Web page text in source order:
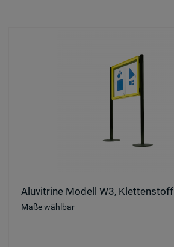
Aluvitrine Modell W3, Klettenstoff
Maße wählbar